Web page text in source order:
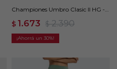
Championes Umbro Clasic II HG -
$ 1.673 $ 2.390
30